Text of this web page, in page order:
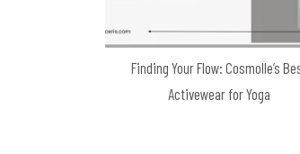
Finding Your Flow: Cosmolle’s
Activewear for Yoga